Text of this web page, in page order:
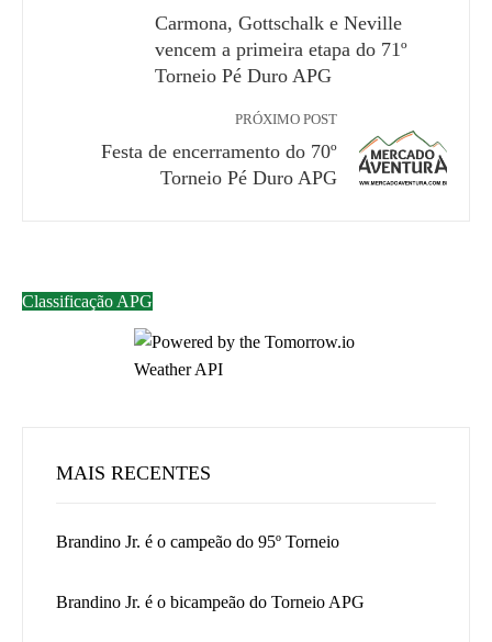
Carmona, Gottschalk e Neville
vencem a primeira etapa do 71º
Torneio Pé Duro APG
PRÓXIMO POST
Festa de encerramento do 70º
Torneio Pé Duro APG
Classificação APG
MAIS RECENTES
Brandino Jr. é o campeão do 95º Torneio
Brandino Jr. é o bicampeão do Torneio APG